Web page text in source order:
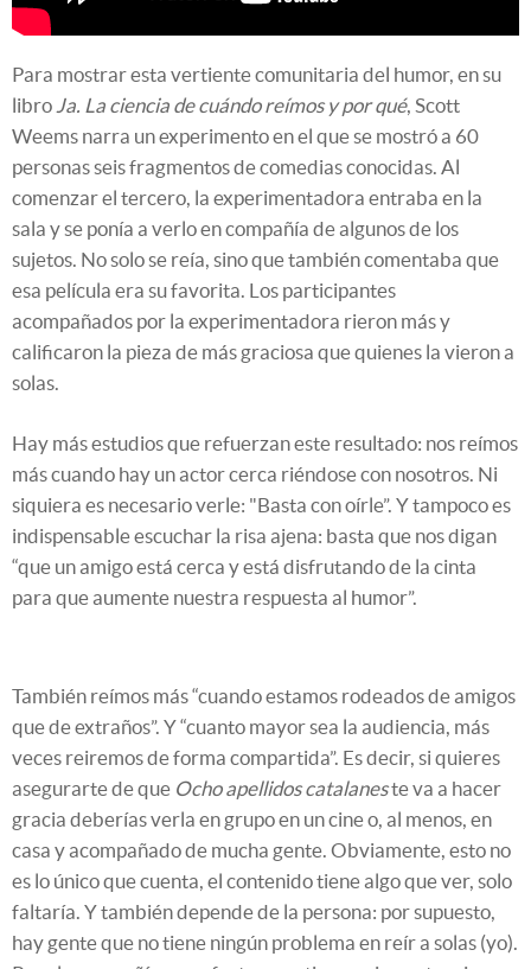
Para mostrar esta vertiente comunitaria del humor, en su
libro Ja. La ciencia de cuándo reímos y por qué, Scott
Weems narra un experimento en el que se mostró a 60
personas seis fragmentos de comedias conocidas. Al
comenzar el tercero, la experimentadora entraba en la
sala y se ponía a verlo en compañía de algunos de los
sujetos. No solo se reía, sino que también comentaba que
esa película era su favorita. Los participantes
acompañados por la experimentadora rieron más y
calificaron la pieza de más graciosa que quienes la vieron a
solas.
Hay más estudios que refuerzan este resultado: nos reímos
más cuando hay un actor cerca riéndose con nosotros. Ni
siquiera es necesario verle: "Basta con oírle”. Y tampoco es
indispensable escuchar la risa ajena: basta que nos digan
“que un amigo está cerca y está disfrutando de la cinta
para que aumente nuestra respuesta al humor”.
También reímos más “cuando estamos rodeados de amigos
que de extraños”. Y “cuanto mayor sea la audiencia, más
veces reiremos de forma compartida”. Es decir, si quieres
asegurarte de que Ocho apellidos catalaneste va a hacer
gracia deberías verla en grupo en un cine o, al menos, en
casa y acompañado de mucha gente. Obviamente, esto no
es lo único que cuenta, el contenido tiene algo que ver, solo
faltaría. Y también depende de la persona: por supuesto,
hay gente que no tiene ningún problema en reír a solas (yo).